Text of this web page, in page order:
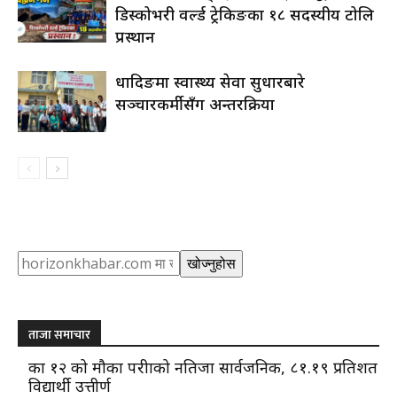
डिस्कोभरी वर्ल्ड ट्रेकिङका १८ सदस्यीय टोलि
प्रस्थान
धादिङमा स्वास्थ्य सेवा सुधारबारे
सञ्चारकर्मीसँग अन्तरक्रिया
Search खोज्नुहोस
ताजा समाचार
कक्षा १२ को मौका परीक्षाको नतिजा सार्वजनिक, ८१.१९ प्रतिशत
विद्यार्थी उत्तीर्ण